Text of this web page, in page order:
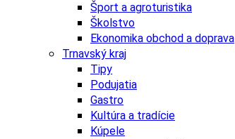
Šport a agroturistika
Školstvo
Ekonomika obchod a doprava
Trnavský kraj
Tipy
Podujatia
Gastro
Kultúra a tradície
Kúpele